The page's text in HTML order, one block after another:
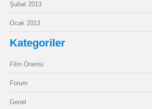
Şubat 2013
Ocak 2013
Kategoriler
Film Önerisi
Forum
Genel